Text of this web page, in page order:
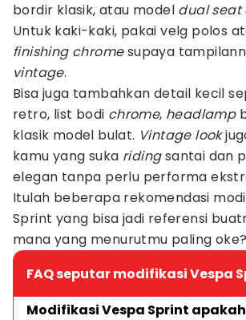
bordir klasik, atau model dual seat
Untuk kaki-kaki, pakai velg polos
finishing chromesupaya
vintage.
Bisa juga tambahkan detail kecil
retro, list bodi chrome, headlamp
klasik model bulat. Vintage look
kamu yang suka ridingsantai dan
elegan tanpa perlu performa
Itulah beberapa rekomendasi
Sprint yang bisa jadi referensi
mana yang menurutmu paling oke?
FAQ seputar modifikasi Vespa
Modifikasi Vespa Sprint